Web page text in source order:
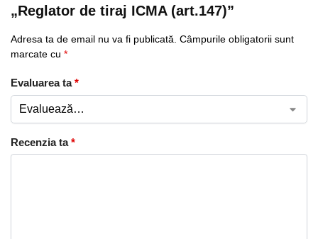
„Reglator de tiraj ICMA (art.147)”
Adresa ta de email nu va fi publicată. Câmpurile obligatorii sunt
marcate cu *
Evaluarea ta*
Recenzia ta*